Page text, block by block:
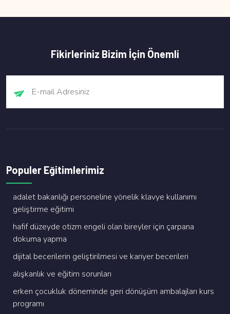
Fikirleriniz Bizim İçin Önemli
Populer Eğitimlerimiz
adalet bakanliği personeli̇ne yöneli̇k klavye kullanimi
geli̇şti̇rme eği̇ti̇mi̇
hafi̇f düzeyde oti̇zm engeli̇ olan bi̇reyler i̇çi̇n çarpana
dokuma yapma
di̇ji̇tal beceri̇leri̇n geli̇şti̇ri̇lmesi̇ ve kari̇yer beceri̇leri̇
alişkanlik ve eği̇ti̇m sorunlari
erken çocukluk dönemi̇nde geri̇ dönüşüm ambalajlari kurs
programi